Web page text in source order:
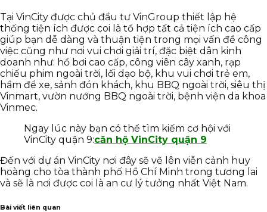
Tại VinCity được chủ đầu tư VinGroup thiết lập hệ
thống tiện ích được coi là tổ hợp tất cả tiện ích cao cấp
giúp bạn dễ dàng và thuận tiện trong mọi vấn đề công
việc cũng như nơi vui chơi giải trí, đặc biệt dân kinh
doanh như: hồ bơi cao cấp, công viên cây xanh, rạp
chiếu phim ngoài trời, lối dạo bộ, khu vui chơi trẻ em,
hầm để xe, sảnh đón khách, khu BBQ ngoài trời, siêu thị
Vinmart, vườn nướng BBQ ngoài trời, bệnh viện da khoa
Vinmec.
Ngay lúc này bạn có thể tìm kiếm cơ hội với
VinCity quận 9:căn hộ VinCity quận 9
Đến với dự án VinCity nơi đây sẽ vẽ lên viễn cảnh huy
hoàng cho tòa thành phố Hồ Chí Minh trong tương lai
và sẽ là nơi được coi là an cư lý tưởng nhất Việt Nam.
Bài viết liên quan